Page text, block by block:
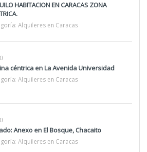
HABITACION EN CARACAS ZONA
Alquileres en Caracas
céntrica en La Avenida Universidad
Alquileres en Caracas
Anexo en El Bosque, Chacaito
Alquileres en Caracas